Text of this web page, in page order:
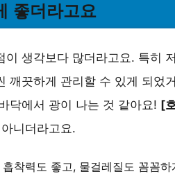
좋더라고요
이 생각보다 많더라고요. 특히
깨끗하게 관리할 수 있게 되었
닥에서 광이 나는 것 같아요! [
니더라고요.
착력도 좋고, 물걸레질도 꼼꼼